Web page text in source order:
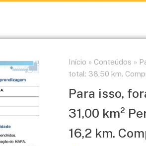
Início » Conteúdos »
total: 38,50 km.
Para isso,
31,00 km²
16,2 km.